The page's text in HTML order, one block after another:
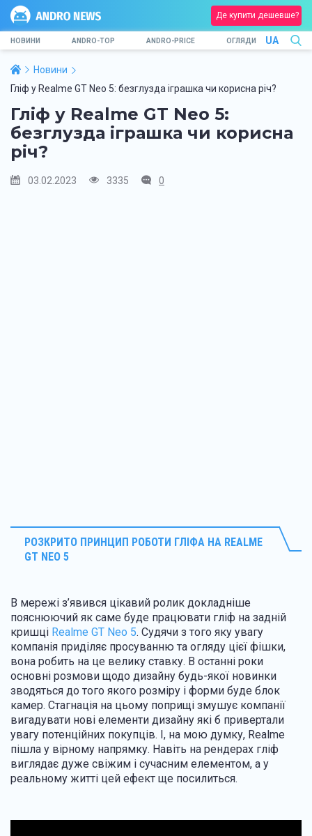
Де купити дешевше?
НОВИНИ ANDRO-TOP ANDRO-PRICE ОГЛЯДИ UA
Новини
Гліф у Realme GT Neo 5: безглузда іграшка чи корисна річ?
Гліф у Realme GT Neo 5:
безглузда іграшка чи корисна
річ?
03.02.2023 3335 0
РОЗКРИТО ПРИНЦИП РОБОТИ ГЛІФА НА REALME
GT NEO 5
В мережі з’явився цікавий ролик докладніше
пояснюючий як саме буде працювати гліф на задній
кришці Realme GT Neo 5. Судячи з того яку увагу
компанія приділяє просуванню та огляду цієї фішки,
вона робить на це велику ставку. В останні роки
основні розмови щодо дизайну будь-якої новинки
зводяться до того якого розміру і форми буде блок
камер. Стагнація на цьому поприщі змушує компанії
вигадувати нові елементи дизайну які б привертали
увагу потенційних покупців. І, на мою думку, Realme
пішла у вірному напрямку. Навіть на рендерах гліф
виглядає дуже свіжим і сучасним елементом, а у
реальному житті цей ефект ще посилиться.